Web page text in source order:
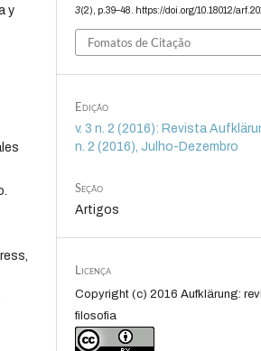
y
3(2), p.39–48. https://doi.org/10.18012/
Fomatos de Citação
Edição
v. 3 n. 2 (2016): Revista
n. 2 (2016), Julho-Dezembro
Seção
Artigos
Licença
Copyright (c) 2016 Aufklärung:
filosofia